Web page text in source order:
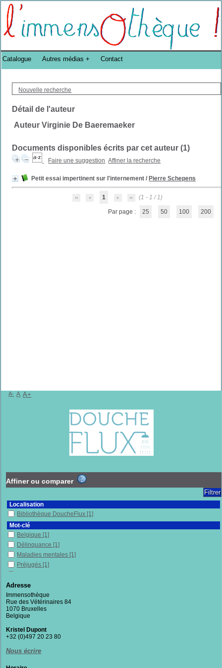
Bibliothèque DoucheFLUX Bibliotheek -->
Nouvelle recherche
Détail de l'auteur
Auteur Virginie De Baeremaeker
Documents disponibles écrits par cet auteur (1)
Faire une suggestion Affiner la recherche
Petit essai impertinent sur l'internement / Pierre Schepens
1 (1 - 1 / 1)
Par page : 25 50 100 200
Catalogue Autres médias Contact
A- A A+
Affiner ou comparer
Localisation
Bibliothèque DoucheFlux [1]
Mot-clé
Belgique [1]
Délinquance [1]
Maladies mentales [1]
Préjugés [1]
Psychiatrie
Section
Documentaires[1]
Adresse
Immensothèque
Rue des Vétérinaires 84
1070 Bruxelles
Belgique
Kristel Dupont
+32 (0)497 20 23 80
Nous écrire